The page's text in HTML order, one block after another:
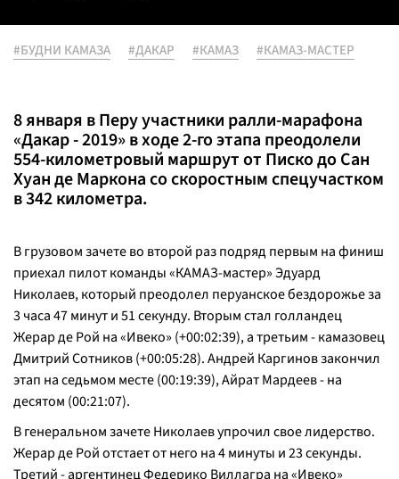
#БУДНИ КАМАЗА #ДАКАР #КАМАЗ #КАМАЗ-МАСТЕР
8 января в Перу участники ралли-марафона
«Дакар - 2019» в ходе 2-го этапа преодолели
554-километровый маршрут от Писко до Сан
Хуан де Маркона со скоростным спецучастком
в 342 километра.
В грузовом зачете во второй раз подряд первым на финиш
приехал пилот команды «КАМАЗ-мастер» Эдуард
Николаев, который преодолел перуанское бездорожье за
3 часа 47 минут и 51 секунду. Вторым стал голландец
Жерар де Рой на «Ивеко» (+00:02:39), а третьим - камазовец
Дмитрий Сотников (+00:05:28). Андрей Каргинов закончил
этап на седьмом месте (00:19:39), Айрат Мардеев - на
десятом (00:21:07).
В генеральном зачете Николаев упрочил свое лидерство.
Жерар де Рой отстает от него на 4 минуты и 23 секунды.
Третий - аргентинец Федерико Виллагра на «Ивеко»